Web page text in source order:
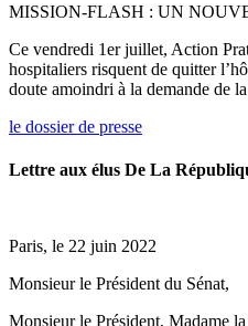
MISSION-FLASH : UN
Ce vendredi 1er juillet, Action
hospitaliers risquent de quitter
doute amoindri à la demande de
le dossier de presse
Lettre aux élus De La
Paris, le 22 juin 2022
Monsieur le Président du Sénat,
Monsieur le Président, Madame